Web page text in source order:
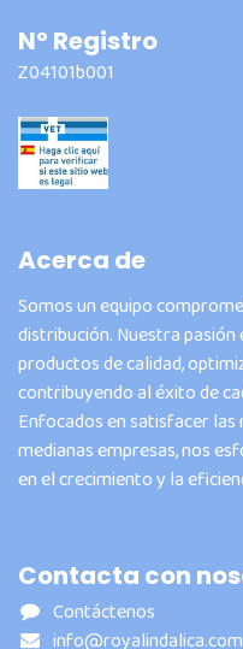
Nº Registro
Z04101b001
Acerca de
Somos un equipo
distribución. Nuestra
productos de calidad,
contribuyendo al éxito de
Enfocados en satisfacer las
medianas empresas, nos
en el crecimiento y la
Contacta con
Contáctenos
info@royalindalica.com